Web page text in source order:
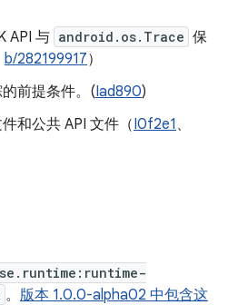
API 与 android.os.Trace 保
b/282199917）
前提条件。(Iad890)
和公共 API 文件（I0f2e1 、
。 版本 1.0.0-alpha02 中包含这